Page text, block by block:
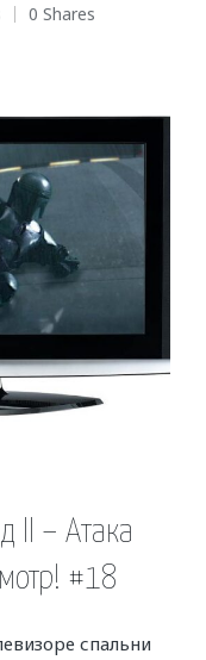
0 Shares
II – Атака
#18
спальни